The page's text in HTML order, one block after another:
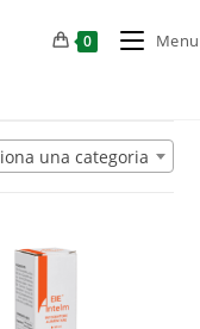
0 Menu
una categoria